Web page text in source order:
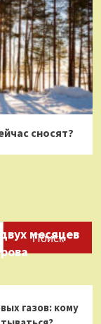
сносят?
Поиск
месяцев
газов: кому